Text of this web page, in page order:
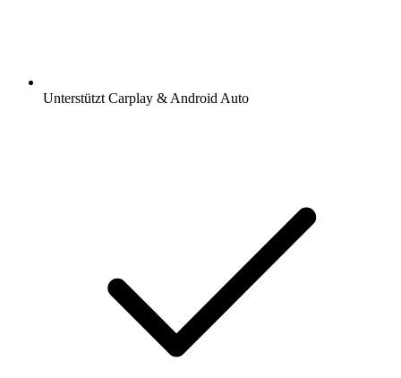
Unterstützt Carplay & Android Auto